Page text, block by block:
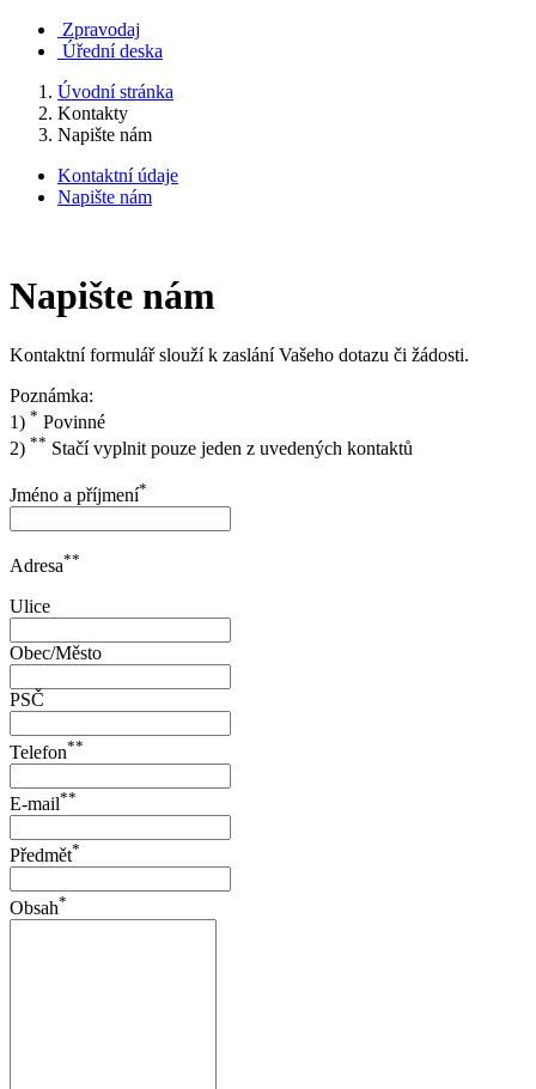
Zpravodaj
Úřední deska
Úvodní stránka
Kontakty
Napište nám
Kontaktní údaje
Napište nám
Napište nám
Kontaktní formulář slouží k zaslání Vašeho dotazu či žádosti.
Poznámka:
1) * Povinné
2) ** Stačí vyplnit pouze jeden z uvedených kontaktů
Jméno a příjmení*
Adresa**
Ulice
Obec/Město
PSČ
Telefon**
E-mail**
Předmět*
Obsah*